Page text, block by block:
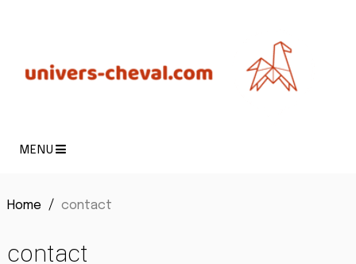
MENU
Home contact
contact